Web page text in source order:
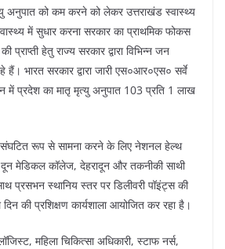
a
m
dI
n
अनुपात को कम करने को लेकर उत्तराखंड स्वास्थ्य
में सुधार करना सरकार का प्राथमिक फोकस
हेतु राज्य सरकार द्वारा विभिन्न जन
हैं। भारत सरकार द्वारा जारी एस०आर०एस० सर्वे
में प्रदेश का मातृ मृत्यु अनुपात 103 प्रति 1 लाख
रूप से सामना करने के लिए नेशनल हेल्थ
दून मेडिकल कॉलेज, देहरादून और तकनीकी साथी
प्रसभन स्थानिय स्तर पर डिलीवरी पॉइंट्स की
की प्रशिक्षण कार्यशाला आयोजित कर रहा है।
महिला चिकित्सा अधिकारी, स्टाफ नर्स,